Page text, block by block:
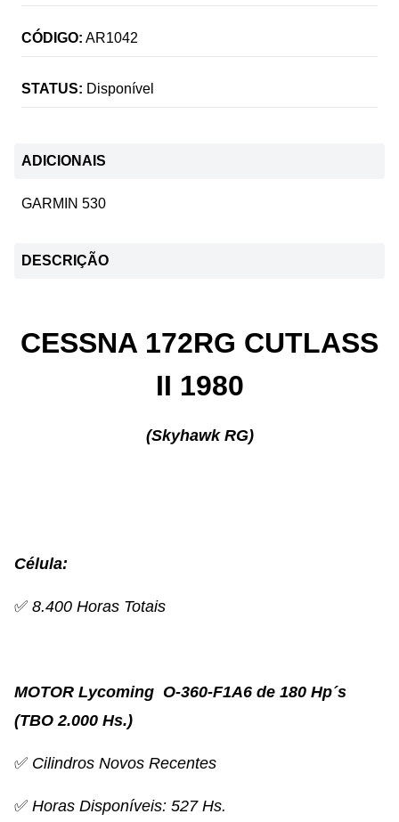
CÓDIGO: AR1042
STATUS: Disponível
ADICIONAIS
GARMIN 530
DESCRIÇÃO
CESSNA 172RG CUTLASS
II 1980
(Skyhawk RG)
Célula:
✅ 8.400 Horas Totais
MOTOR Lycoming O-360-F1A6 de 180 Hp´s
(TBO 2.000 Hs.)
✅ Cilindros Novos Recentes
✅ Horas Disponíveis: 527 Hs.